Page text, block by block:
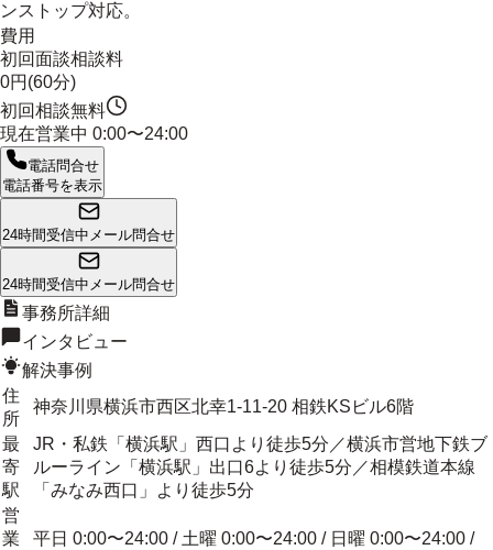
ンストップ対応。
費用
初回面談相談料
0円(60分)
初回相談無料
現在営業中 0:00〜24:00
電話問合せ
電話番号を表示
24時間受信中 メール問合せ
24時間受信中 メール問合せ
事務所詳細
インタビュー
解決事例
住
所
神奈川県横浜市西区北幸1-11-20 相鉄KSビル6階
最
寄
駅
JR・私鉄「横浜駅」西口より徒歩5分／横浜市営地下鉄ブ
ルーライン「横浜駅」出口6より徒歩5分／相模鉄道本線
「みなみ西口」より徒歩5分
営
業
平日 0:00〜24:00 / 土曜 0:00〜24:00 / 日曜 0:00〜24:00 /